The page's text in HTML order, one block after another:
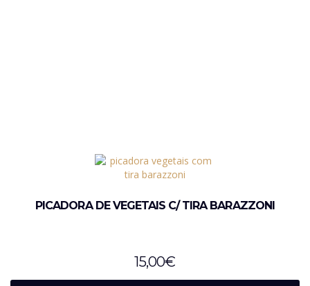
PICADORA DE VEGETAIS C/ TIRA BARAZZONI
15,00€